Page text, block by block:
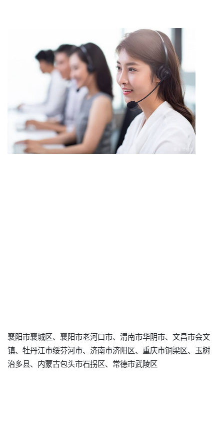
襄阳市襄城区、襄阳市老河口市、渭南市华阴市、文昌市会文
镇、牡丹江市绥芬河市、济南市济阳区、重庆市铜梁区、玉树
治多县、内蒙古包头市石拐区、常德市武陵区